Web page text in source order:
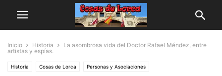
Inicio Historia
La asombrosa vida del Doctor Rafael Méndez, entre
artistas y espías.
Historia Cosas de Lorca Personas y Asociaciones